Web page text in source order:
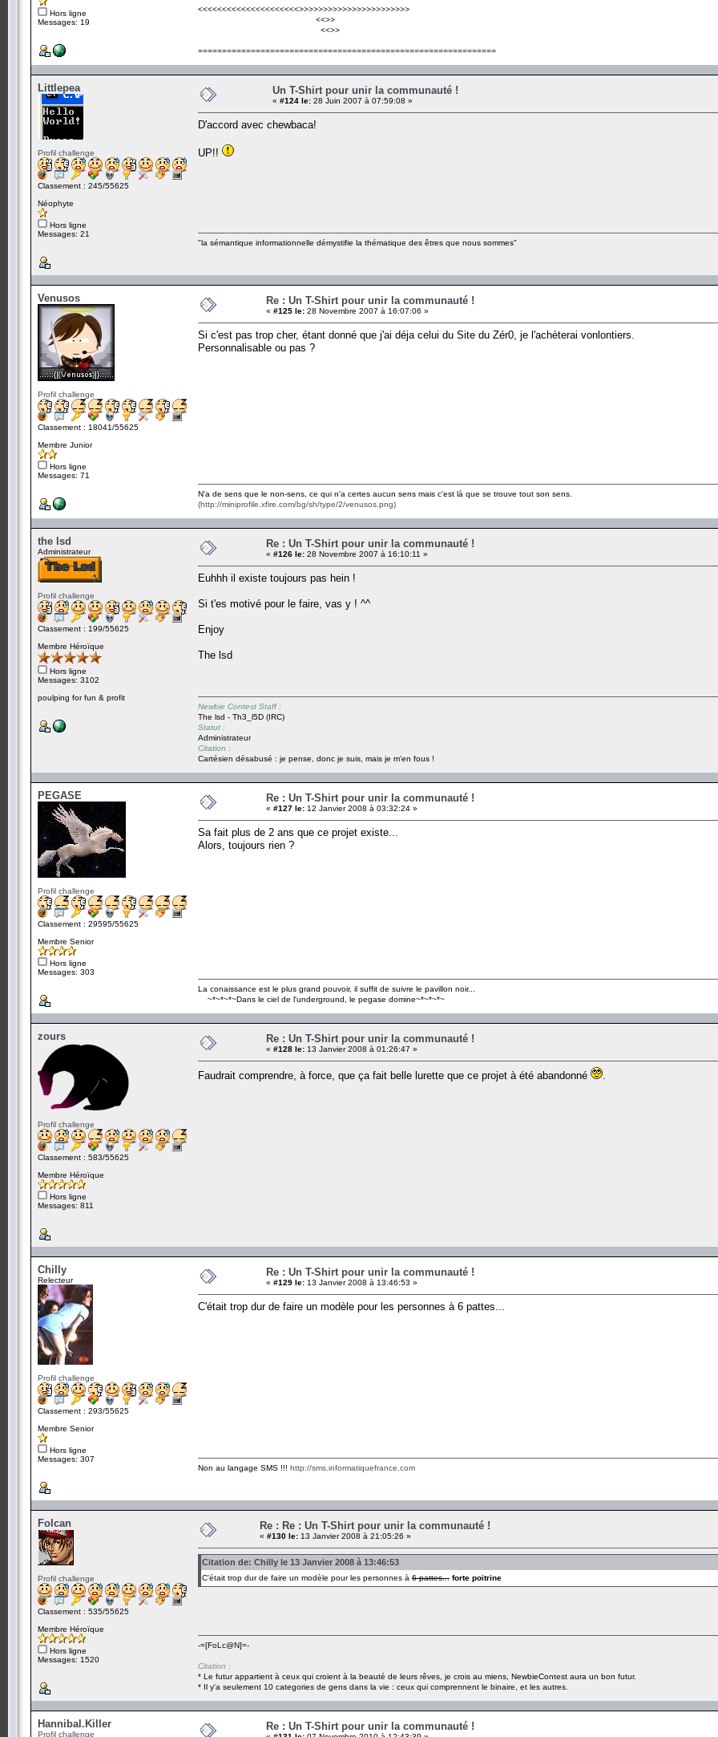
Hors ligne
Messages: 19
<<<<<<<<<<<<<<<<<<<<<>>>>>>>>>>>>>>>>>>>>>>>
<<>>
<<>>
==============================================================
Littlepea
Profil challenge
Classement : 245/55625
Néophyte
Hors ligne
Messages: 21
Un T-Shirt pour unir la communauté !
« #124 le: 28 Juin 2007 à 07:59:08 »
D'accord avec chewbaca!
UP!!
"la sémantique informationnelle démystifie la thématique des êtres que nous sommes"
Venusos
Profil challenge
Classement : 18041/55625
Membre Junior
Hors ligne
Messages: 71
Re : Un T-Shirt pour unir la communauté !
« #125 le: 28 Novembre 2007 à 16:07:06 »
Si c'est pas trop cher, étant donné que j'ai déja celui du Site du Zér0, je l'achèterai vonlontiers.
Personnalisable ou pas ?
N'a de sens que le non-sens, ce qui n'a certes aucun sens mais c'est là que se trouve tout son sens.
(http://miniprofile.xfire.com/bg/sh/type/2/venusos.png)
the lsd
Administrateur
Profil challenge
Classement : 199/55625
Membre Héroïque
Hors ligne
Messages: 3102
poulping for fun & profit
Re : Un T-Shirt pour unir la communauté !
« #126 le: 28 Novembre 2007 à 16:10:11 »
Euhhh il existe toujours pas hein !
Si t'es motivé pour le faire, vas y ! ^^
Enjoy
The lsd
Newbie Contest Staff :
The lsd - Th3_l5D (IRC)
Statut :
Administrateur
Citation :
Cartésien désabusé : je pense, donc je suis, mais je m'en fous !
PEGASE
Profil challenge
Classement : 29595/55625
Membre Senior
Hors ligne
Messages: 303
Re : Un T-Shirt pour unir la communauté !
« #127 le: 12 Janvier 2008 à 03:32:24 »
Sa fait plus de 2 ans que ce projet existe...
Alors, toujours rien ?
La conaissance est le plus grand pouvoir, il suffit de suivre le pavillon noir...
~*~*~*~Dans le ciel de l'underground, le pegase domine~*~*~*~
zours
Profil challenge
Classement : 583/55625
Membre Héroïque
Hors ligne
Messages: 811
Re : Un T-Shirt pour unir la communauté !
« #128 le: 13 Janvier 2008 à 01:26:47 »
Faudrait comprendre, à force, que ça fait belle lurette que ce projet à été abandonné
Chilly
Relecteur
Profil challenge
Classement : 293/55625
Membre Senior
Hors ligne
Messages: 307
Re : Un T-Shirt pour unir la communauté !
« #129 le: 13 Janvier 2008 à 13:46:53 »
C'était trop dur de faire un modèle pour les personnes à 6 pattes...
Non au langage SMS !!! http://sms.informatiquefrance.com
Folcan
Profil challenge
Classement : 535/55625
Membre Héroïque
Hors ligne
Messages: 1520
Re : Re : Un T-Shirt pour unir la communauté !
« #130 le: 13 Janvier 2008 à 21:05:26 »
Citation de: Chilly le 13 Janvier 2008 à 13:46:53
C'était trop dur de faire un modèle pour les personnes à 6 pattes... forte poitrine
-=[FoLc@N]=-
Citation :
* Le futur appartient à ceux qui croient à la beauté de leurs rêves, je crois au miens, NewbieContest aura un bon futur.
* Il y'a seulement 10 categories de gens dans la vie : ceux qui comprennent le binaire, et les autres.
Hannibal.Killer
Profil challenge
Re : Un T-Shirt pour unir la communauté !